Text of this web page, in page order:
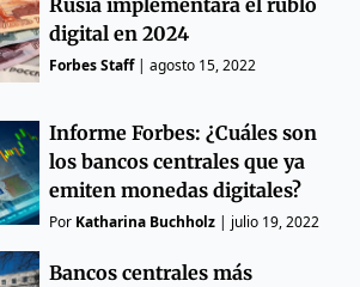
Rusia implementará el rublo
digital en 2024
Forbes Staff|agosto 15, 2022
Informe Forbes: ¿Cuáles son
los bancos centrales que ya
emiten monedas digitales?
Por Katharina Buchholz | julio 19, 2022
Bancos centrales más